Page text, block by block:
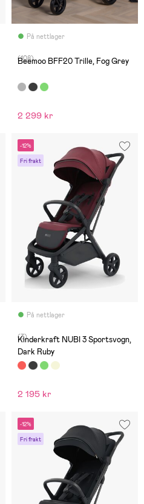
På nettlager
(108)
Beemoo BFF20 Trille, Fog Grey
2 299 kr
-12%
Fri frakt
På nettlager
(3)
Kinderkraft NUBI 3 Sportsvogn,
Dark Ruby
2 195 kr
-12%
Fri frakt